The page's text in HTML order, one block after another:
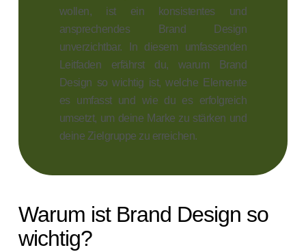
wollen, ist ein konsistentes und
ansprechendes Brand Design
unverzichtbar. In diesem umfassenden
Leitfaden erfährst du, warum Brand
Design so wichtig ist, welche Elemente
es umfasst und wie du es erfolgreich
umsetzt, um deine Marke zu stärken und
deine Zielgruppe zu erreichen.
Warum ist Brand Design so
wichtig?